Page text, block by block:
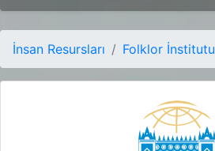
İnsan Resursları Folklor İnstitutu